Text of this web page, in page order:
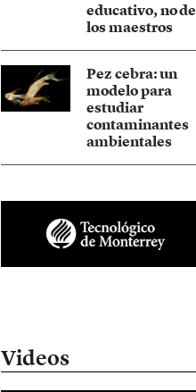
educativo, no de
los maestros
Pez cebra: un
modelo para
estudiar
contaminantes
ambientales
Videos